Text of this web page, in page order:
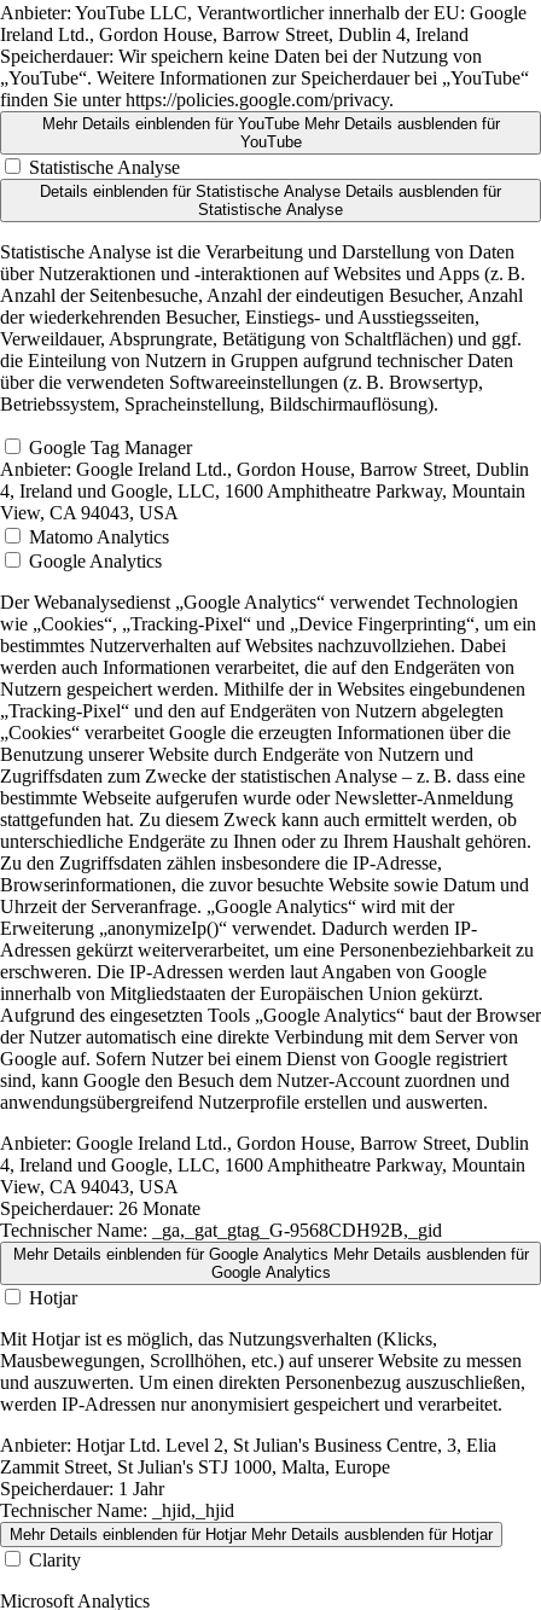
Anbieter: YouTube LLC, Verantwortlicher innerhalb der EU: Google
Ireland Ltd., Gordon House, Barrow Street, Dublin 4, Ireland
Speicherdauer: Wir speichern keine Daten bei der Nutzung von
„YouTube“. Weitere Informationen zur Speicherdauer bei „YouTube“
finden Sie unter https://policies.google.com/privacy.
Mehr Details einblendenfür YouTube Mehr Details ausblendenfür
YouTube
Statistische Analyse
Details einblenden für Statistische Analyse Details ausblenden für
Statistische Analyse
Statistische Analyse ist die Verarbeitung und Darstellung von Daten
über Nutzeraktionen und -interaktionen auf Websites und Apps (z. B.
Anzahl der Seitenbesuche, Anzahl der eindeutigen Besucher, Anzahl
der wiederkehrenden Besucher, Einstiegs- und Ausstiegsseiten,
Verweildauer, Absprungrate, Betätigung von Schaltflächen) und ggf.
die Einteilung von Nutzern in Gruppen aufgrund technischer Daten
über die verwendeten Softwareeinstellungen (z. B. Browsertyp,
Betriebssystem, Spracheinstellung, Bildschirmauflösung).
Google Tag Manager
Anbieter: Google Ireland Ltd., Gordon House, Barrow Street, Dublin
4, Ireland und Google, LLC, 1600 Amphitheatre Parkway, Mountain
View, CA 94043, USA
Matomo Analytics
Google Analytics
Der Webanalysedienst „Google Analytics“ verwendet Technologien
wie „Cookies“, „Tracking-Pixel“ und „Device Fingerprinting“, um ein
bestimmtes Nutzerverhalten auf Websites nachzuvollziehen. Dabei
werden auch Informationen verarbeitet, die auf den Endgeräten von
Nutzern gespeichert werden. Mithilfe der in Websites eingebundenen
„Tracking-Pixel“ und den auf Endgeräten von Nutzern abgelegten
„Cookies“ verarbeitet Google die erzeugten Informationen über die
Benutzung unserer Website durch Endgeräte von Nutzern und
Zugriffsdaten zum Zwecke der statistischen Analyse – z. B. dass eine
bestimmte Webseite aufgerufen wurde oder Newsletter-Anmeldung
stattgefunden hat. Zu diesem Zweck kann auch ermittelt werden, ob
unterschiedliche Endgeräte zu Ihnen oder zu Ihrem Haushalt gehören.
Zu den Zugriffsdaten zählen insbesondere die IP-Adresse,
Browserinformationen, die zuvor besuchte Website sowie Datum und
Uhrzeit der Serveranfrage. „Google Analytics“ wird mit der
Erweiterung „anonymizeIp()“ verwendet. Dadurch werden IP-
Adressen gekürzt weiterverarbeitet, um eine Personenbeziehbarkeit zu
erschweren. Die IP-Adressen werden laut Angaben von Google
innerhalb von Mitgliedstaaten der Europäischen Union gekürzt.
Aufgrund des eingesetzten Tools „Google Analytics“ baut der Browser
der Nutzer automatisch eine direkte Verbindung mit dem Server von
Google auf. Sofern Nutzer bei einem Dienst von Google registriert
sind, kann Google den Besuch dem Nutzer-Account zuordnen und
anwendungsübergreifend Nutzerprofile erstellen und auswerten.
Anbieter: Google Ireland Ltd., Gordon House, Barrow Street, Dublin
4, Ireland und Google, LLC, 1600 Amphitheatre Parkway, Mountain
View, CA 94043, USA
Speicherdauer: 26 Monate
Technischer Name: _ga,_gat_gtag_G-9568CDH92B,_gid
Mehr Details einblendenfür Google Analytics Mehr Details ausblendenfür
Google Analytics
Hotjar
Mit Hotjar ist es möglich, das Nutzungsverhalten (Klicks,
Mausbewegungen, Scrollhöhen, etc.) auf unserer Website zu messen
und auszuwerten. Um einen direkten Personenbezug auszuschließen,
werden IP-Adressen nur anonymisiert gespeichert und verarbeitet.
Anbieter: Hotjar Ltd. Level 2, St Julian's Business Centre, 3, Elia
Zammit Street, St Julian's STJ 1000, Malta, Europe
Speicherdauer: 1 Jahr
Technischer Name: _hjid,_hjid
Mehr Details einblenden für Hotjar Mehr Details ausblenden für Hotjar
Clarity
Microsoft Analytics